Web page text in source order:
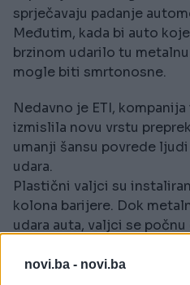
novi.ba - novi.ba
sprječavaju padanje
Međutim, kada bi auto
brzinom udarilo tu
mogle biti smrtonosne.
Nedavno je ETI,
izmislila novu vrstu
umanji šansu povrede
udara.
Plastični valjci su
kolona barijere. Dok
udara auta, valjci se